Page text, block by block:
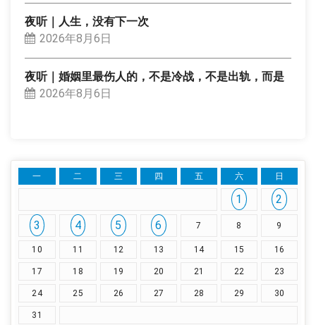
夜听｜人生，没有下一次
2026年8月6日
夜听｜婚姻里最伤人的，不是冷战，不是出轨，而是
2026年8月6日
一 二 三 四 五 六 日
1
2
3
4 5 6 7 8 9
10 11 12 13 14 15 16
17 18 19 20 21 22 23
24 25 26 27 28 29 30
31